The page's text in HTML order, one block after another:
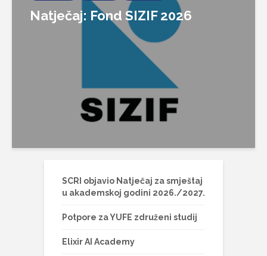
Natječaj: Fond SIZIF 2026
SCRI objavio Natječaj za smještaj
u akademskoj godini 2026./2027.
Potpore za YUFE združeni studij
Elixir AI Academy